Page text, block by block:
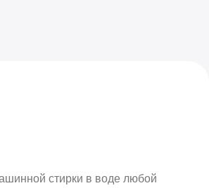
стирки в воде любой